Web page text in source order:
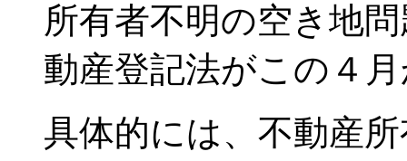
所有者不明の空き地
動産登記法がこの４
具体的には、不動産